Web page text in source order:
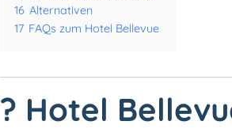
16 Alternativen
17 FAQs zum Hotel Bellevue
? Hotel